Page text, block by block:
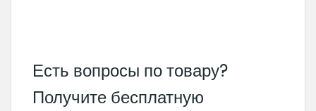
Есть вопросы по товару?
Получите бесплатную